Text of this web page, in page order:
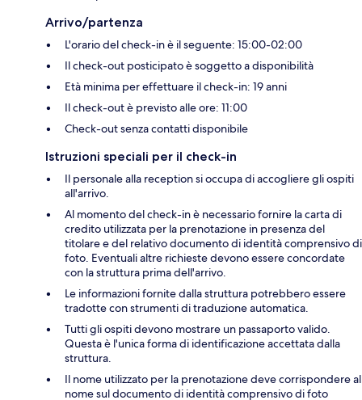
Arrivo/partenza
L'orario del check-in è il seguente: 15:00-02:00
Il check-out posticipato è soggetto a disponibilità
Età minima per effettuare il check-in: 19 anni
Il check-out è previsto alle ore: 11:00
Check-out senza contatti disponibile
Istruzioni speciali per il check-in
Il personale alla reception si occupa di accogliere gli ospiti
all'arrivo.
Al momento del check-in è necessario fornire la carta di
credito utilizzata per la prenotazione in presenza del
titolare e del relativo documento di identità comprensivo di
foto. Eventuali altre richieste devono essere concordate
con la struttura prima dell'arrivo.
Le informazioni fornite dalla struttura potrebbero essere
tradotte con strumenti di traduzione automatica.
Tutti gli ospiti devono mostrare un passaporto valido.
Questa è l'unica forma di identificazione accettata dalla
struttura.
Il nome utilizzato per la prenotazione deve corrispondere al
nome sul documento di identità comprensivo di foto